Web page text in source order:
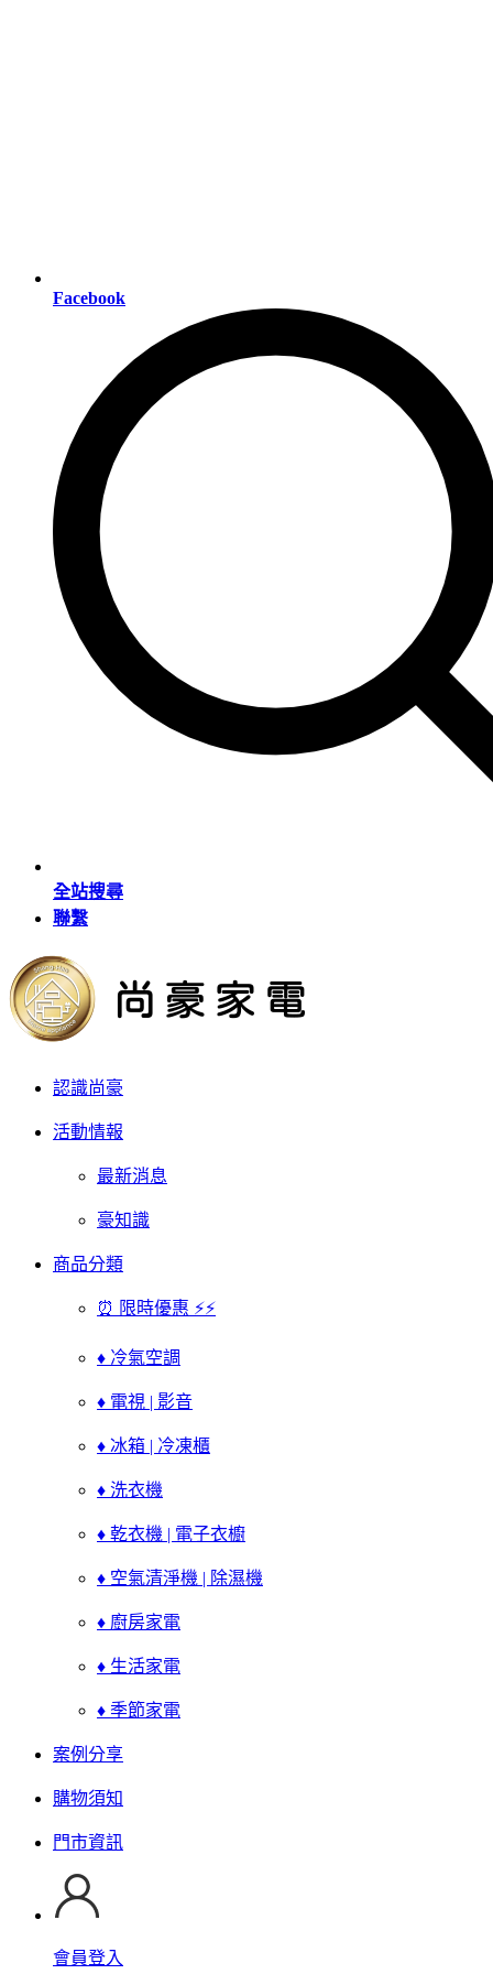
Facebook
全站搜尋
聯繫
認識尚豪
活動情報
最新消息
豪知識
商品分類
⏰ 限時優惠 ⚡⚡
♦ 冷氣空調
♦ 電視 | 影音
♦ 冰箱 | 冷凍櫃
♦ 洗衣機
♦ 乾衣機 | 電子衣櫥
♦ 空氣清淨機 | 除濕機
♦ 廚房家電
♦ 生活家電
♦ 季節家電
案例分享
購物須知
門市資訊
會員登入